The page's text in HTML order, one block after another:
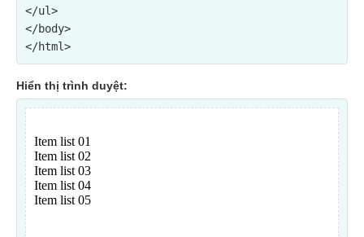
</ul>
</body>
Hiển thị trình duyệt: